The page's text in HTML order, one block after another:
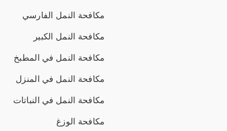
مكافحة النمل الفارسي
مكافحة النمل الكبير
مكافحة النمل في المطبخ
مكافحة النمل في المنزل
مكافحة النمل في النباتات
مكافحة الوزغ